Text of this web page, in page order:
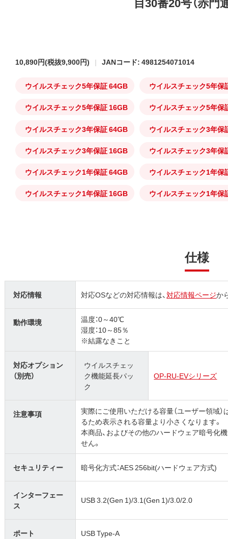
10,890円(税抜9,900円) JANコード: 4981254071014
ウイルスチェック5年保証 64GB ウイルスチェック5年保
ウイルスチェック5年保証 16GB ウイルスチェック5年保
ウイルスチェック3年保証 64GB ウイルスチェック3年保
ウイルスチェック3年保証 16GB ウイルスチェック3年保
ウイルスチェック1年保証 64GB ウイルスチェック1年保
ウイルスチェック1年保証 16GB ウイルスチェック1年保
仕様
対応情報 対応OSなどの対応情報は、対応情報ページか
動作環境
温度：0～40℃
湿度：10～85％
※結露なきこと
対応オプション
（別売）
ウイルスチェッ
ク機能延長パッ
ク
OP-RU-EVシリーズ
注意事項
実際にご使用いただける容量（ユーザー領域
るため表示される容量より小さくなります。
本商品、およびその他のハードウェア暗号化
せん。
セキュリティー 暗号化方式：AES 256bit(ハードウェア方式)
インターフェー
ス
USB 3.2(Gen 1)/3.1(Gen 1)/3.0/2.0
ポート USB Type-A